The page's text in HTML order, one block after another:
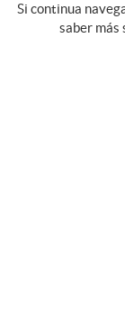
Si continua
saber más